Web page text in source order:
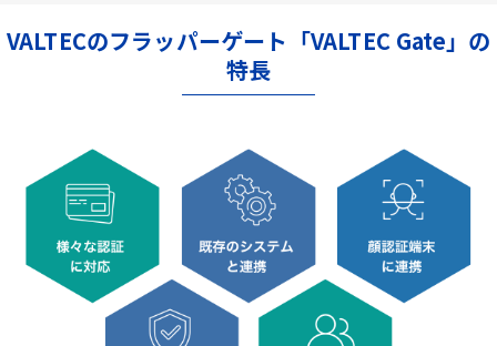
VALTECのフラッパーゲート「VALTEC Gate」の
特長